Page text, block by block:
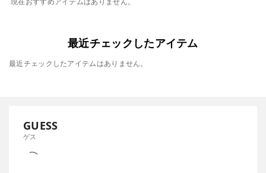
最近チェックしたアイテム
最近チェックしたアイテムはありません。
GUESS
ゲス